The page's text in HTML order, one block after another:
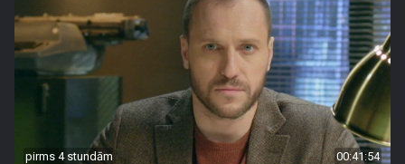
pirms 4 stundām 00:41:54